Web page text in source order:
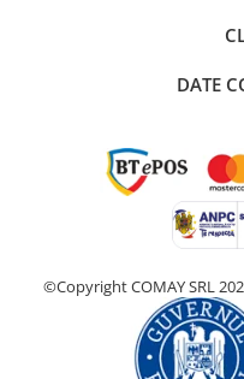
DATE
©Copyright COMAY SRL